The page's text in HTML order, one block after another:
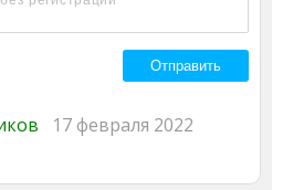
17 февраля 2022